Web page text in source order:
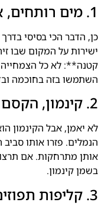
1. מים רותחים, אבל בזהירות
כן, הדבר הכי בסיסי
ישירות על המקום שבו
קטנה**: לא כל
השתמשו בזה בחוכמה
2. קינמון, הקסם שבארון המטבח
לא יאמן, אבל הקינמון
הנמלים. פזרו אותו
אותן מתרחקות. אם
בשמן קינמון.
3. קליפות תפוזים, נשמע מוזר? תנסו!